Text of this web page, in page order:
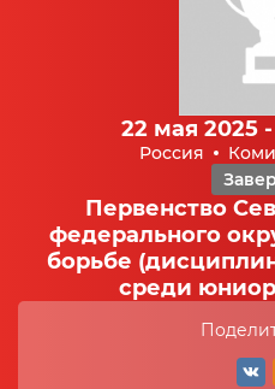
22 мая 2025
Россия Коми
Первенство
федерального
борьбе
среди